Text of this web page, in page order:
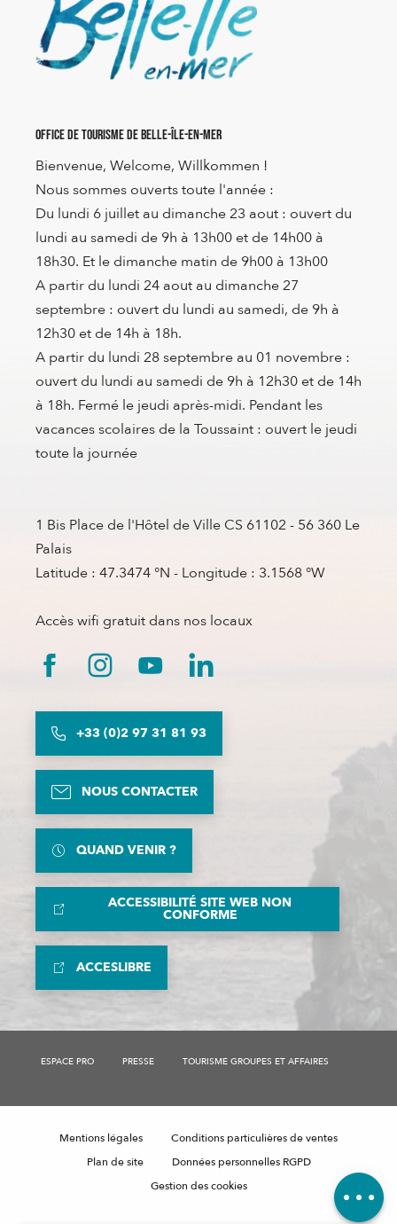
Avis
Office de Tourisme de Belle-Île-en-Mer
Bienvenue, Welcome, Willkommen !
Nous sommes ouverts toute l'année :
Du lundi 6 juillet au dimanche 23 aout : ouvert du
lundi au samedi de 9h à 13h00 et de 14h00 à
18h30. Et le dimanche matin de 9h00 à 13h00
A partir du lundi 24 aout au dimanche 27
septembre : ouvert du lundi au samedi, de 9h à
12h30 et de 14h à 18h.
A partir du lundi 28 septembre au 01 novembre :
ouvert du lundi au samedi de 9h à 12h30 et de 14h
à 18h. Fermé le jeudi après-midi. Pendant les
vacances scolaires de la Toussaint : ouvert le jeudi
toute la journée
1 Bis Place de l'Hôtel de Ville CS 61102 - 56 360 Le
Palais
Latitude : 47.3474 °N - Longitude : 3.1568 °W
Accès wifi gratuit dans nos locaux
+33 (0)2 97 31 81 93
NOUS CONTACTER
QUAND VENIR ?
ACCESSIBILITÉ SITE WEB NON
CONFORME
ACCESLIBRE
ESPACE PRO PRESSE TOURISME GROUPES ET AFFAIRES
Mentions légales
Conditions particulières de ventes
Plan de site
Données personnelles RGPD
Gestion des cookies